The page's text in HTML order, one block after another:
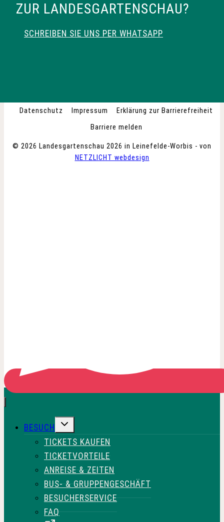
ZUR LANDESGARTENSCHAU?
SCHREIBEN SIE UNS PER WHATSAPP
© 2026 Landesgartenschau 2026 in Leinefelde-Worbis - von
NETZLICHT webdesign
Datenschutz Impressum
Erklärung zur Barrierefreiheit
Barriere melden
BESUCH
UNTERMENÜ
TICKETS KAUFEN
TICKETVORTEILE
ANREISE & ZEITEN
BUS- & GRUPPENGESCHÄFT
BESUCHERSERVICE
FAQ